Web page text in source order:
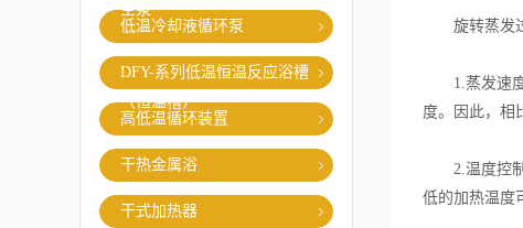
空泵
低温冷却液循环泵
DFY-系列低温恒温反应浴槽
（恒温槽）
高低温循环装置
干热金属浴
干式加热器
旋转蒸发过
1.蒸发速度
度。因此，相
2.温度控制
低的加热温度